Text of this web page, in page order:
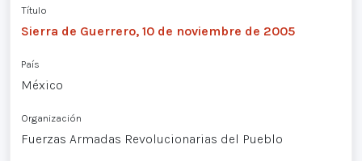
Título
Sierra de Guerrero, 10 de noviembre de 2005
País
México
Organización
Fuerzas Armadas Revolucionarias del Pueblo